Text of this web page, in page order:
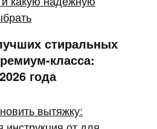
стиральных
класса:
года